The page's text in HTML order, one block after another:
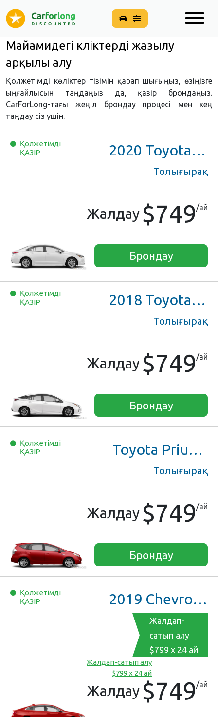
Майамидегі көліктерді жазылу
арқылы алу
Қолжетімді көліктер тізімін қарап шығыңыз, өзіңізге
ыңғайлысын таңдаңыз да, қазір брондаңыз.
CarForLong-тағы жеңіл брондау процесі мен кең
таңдау сіз үшін.
Қолжетімді
ҚАЗІР
2020 Toyota Corolla
Толығырақ
Жалдау $749/ай
Брондау
Қолжетімді
ҚАЗІР
2018 Toyota Prius Two
Толығырақ
Жалдау $749/ай
Брондау
Қолжетімді
ҚАЗІР
Toyota Prius V Three
Толығырақ
Жалдау $749/ай
Брондау
Қолжетімді
ҚАЗІР
2019 Chevrolet Malibu
Жалдап-
сатып алу
$799 x 24 ай
Жалдап-сатып алу
$799 x 24 ай
Жалдау $749/ай